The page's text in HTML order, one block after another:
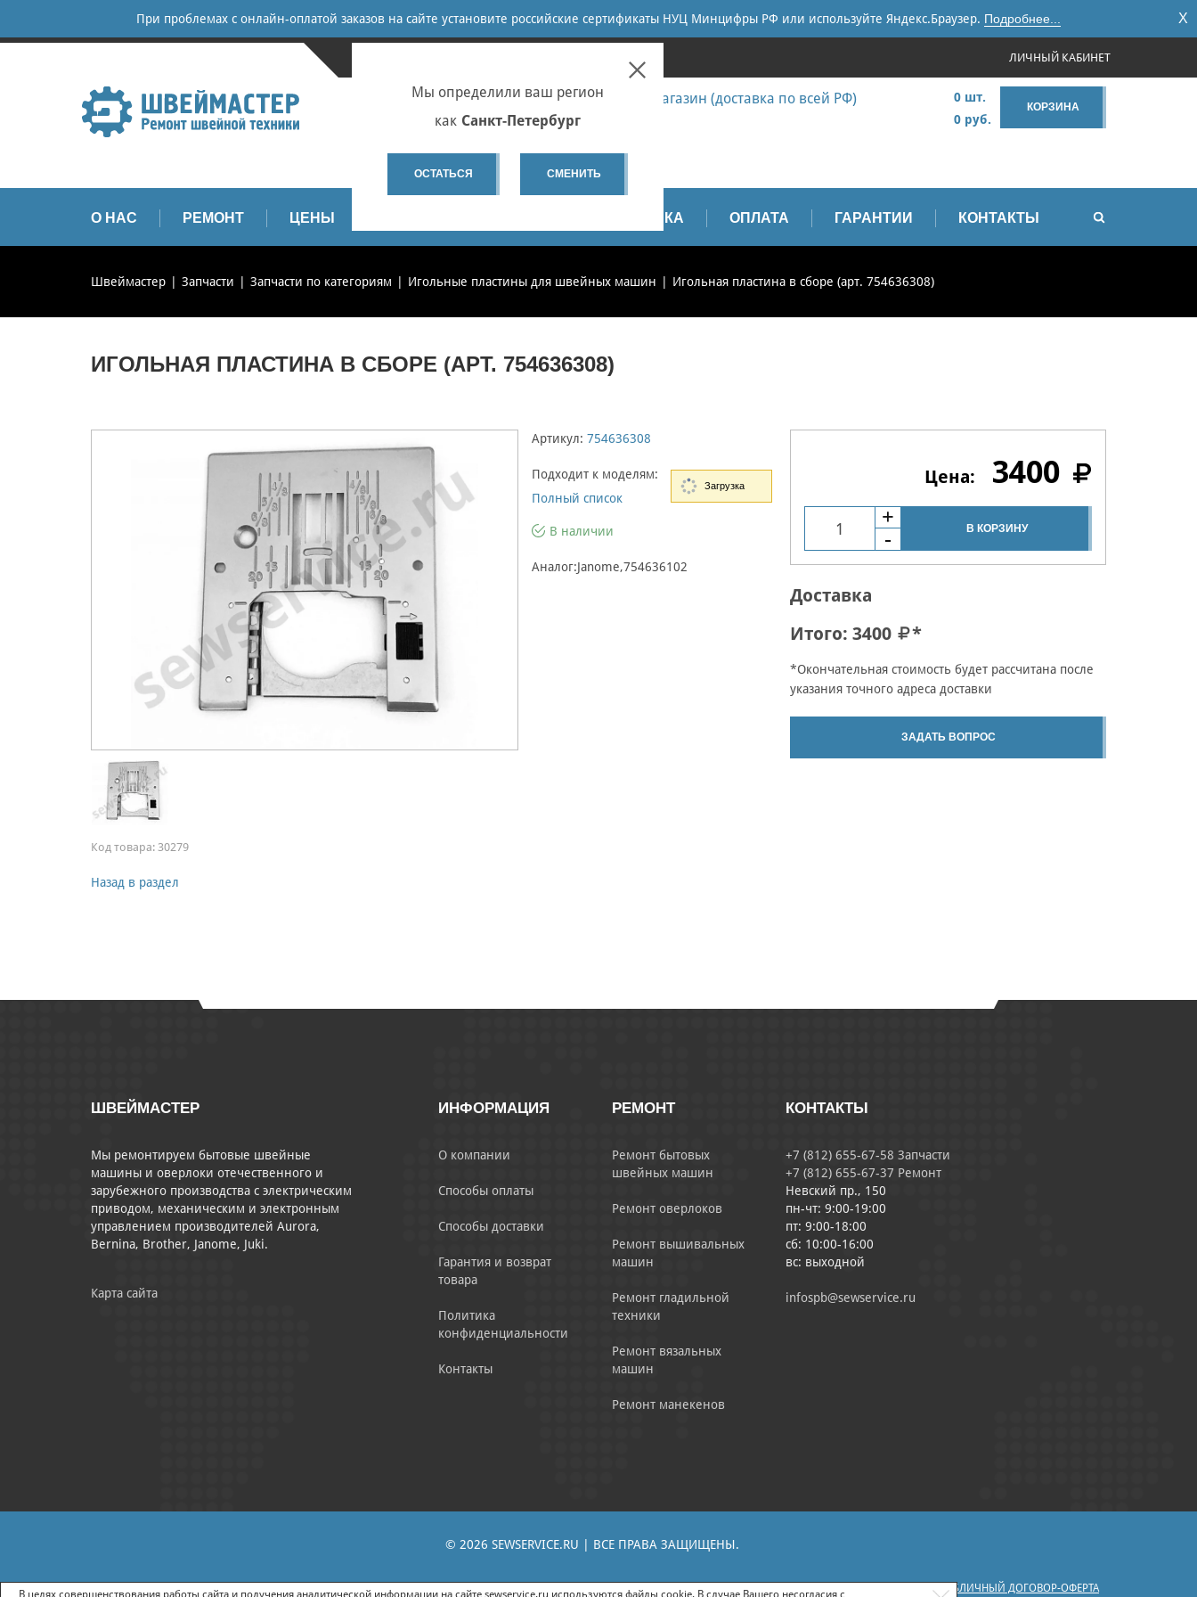
При проблемах с онлайн-оплатой заказов на сайте установите российские сертификаты НУЦ Минцифры РФ или используйте Яндекс.Браузер. Подробнее... X
Мы определили ваш регион
как Санкт-Петербург
ОСТАТЬСЯ СМЕНИТЬ
ЛИЧНЫЙ КАБИНЕТ
+7 (812) 655-67-58 Запчасти - интернет-магазин (доставка по всей РФ)
+7 (812) 655-67-37 Ремонт
infospb@sewservice.ru
КОРЗИНА
0 шт.
0 руб.
О НАС РЕМОНТ ЦЕНЫ ДОСТАВКА ОПЛАТА ГАРАНТИИ КОНТАКТЫ
Швеймастер Запчасти Запчасти по категориям Игольные пластины для швейных машин Игольная пластина в сборе (арт. 754636308)
ИГОЛЬНАЯ ПЛАСТИНА В СБОРЕ (АРТ. 754636308)
Код товара: 30279
Назад в раздел
Артикул: 754636308
Подходит к моделям:
Полный список
В наличии
Аналог:Janome,754636102
3400
В КОРЗИНУ
Доставка
Итого: 3400 *
*Окончательная стоимость будет рассчитана после
указания точного адреса доставки
ЗАДАТЬ ВОПРОС
ШВЕЙМАСТЕР
Мы ремонтируем бытовые швейные
машины и оверлоки отечественного и
зарубежного производства с электрическим
приводом, механическим и электронным
управлением производителей Aurora,
Bernina, Brother, Janome, Juki.
Карта сайта
ИНФОРМАЦИЯ
О компании
Способы оплаты
Способы доставки
Гарантия и возврат
товара
Политика
конфиденциальности
Контакты
РЕМОНТ
Ремонт бытовых
швейных машин
Ремонт оверлоков
Ремонт вышивальных
машин
Ремонт гладильной
техники
Ремонт вязальных
машин
Ремонт манекенов
КОНТАКТЫ
+7 (812) 655-67-58 Запчасти
+7 (812) 655-67-37 Ремонт
Невский пр., 150
пн-чт: 9:00-19:00
пт: 9:00-18:00
сб: 10:00-16:00
вс: выходной
infospb@sewservice.ru
© 2026 SEWSERVICE.RU | ВСЕ ПРАВА ЗАЩИЩЕНЫ.
ПОЛИТИКА КОНФИДЕНЦИАЛЬНОСТИ | СОГЛАСИЕ НА ПОЛУЧЕНИЕ РЕКЛАМНО-ИНФОРМАЦИОННЫХ МАТЕРИАЛОВ | СОГЛАСИЕ НА ОБРАБОТКУ ПЕРСОНАЛЬНЫХ ДАННЫХ | ПУБЛИЧНЫЙ ДОГОВОР-ОФЕРТА
В целях совершенствования работы сайта и получения аналитической информации на сайте sewservice.ru используются файлы cookie. В случае Вашего несогласия с
Загрузка